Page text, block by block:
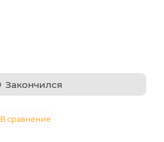
Закончился
В сравнение